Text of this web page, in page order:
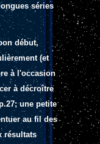
séries
début,
(et
à l'occasion
à décroître
une petite
au fil des
résultats